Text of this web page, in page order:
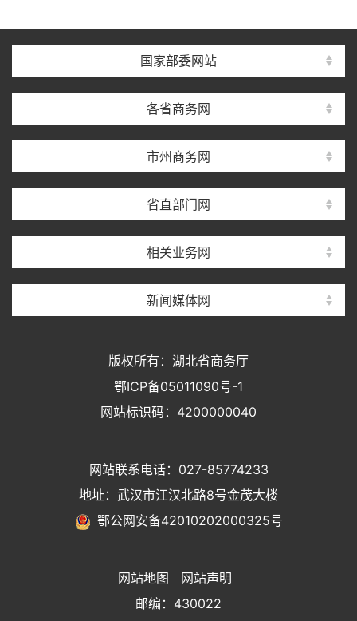
国家部委网站
各省商务网
市州商务网
省直部门网
相关业务网
新闻媒体网
版权所有：湖北省商务厅
鄂ICP备05011090号-1
网站标识码：4200000040
网站联系电话：027-85774233
地址：武汉市江汉北路8号金茂大楼
鄂公网安备42010202000325号
网站地图
网站声明
邮编：430022